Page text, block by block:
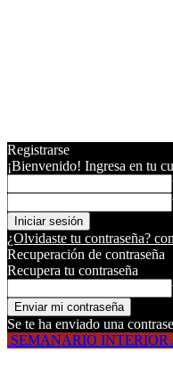
Registrarse
¡Bienvenido! Ingresa en tu
¿Olvidaste tu contraseña?
Recuperación de contraseña
Recupera tu contraseña
Se te ha enviado una
SEMANARIO INTERIOR